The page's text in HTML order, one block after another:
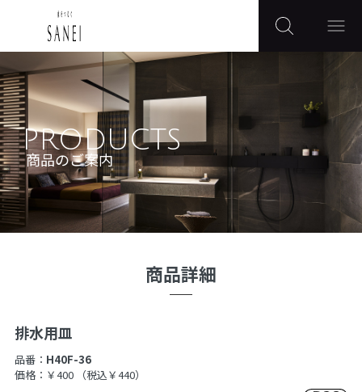
PRODUCTS
商品のご案内
商品詳細
排水用皿
品番： H40F-36
価格：￥400
（税込￥440）